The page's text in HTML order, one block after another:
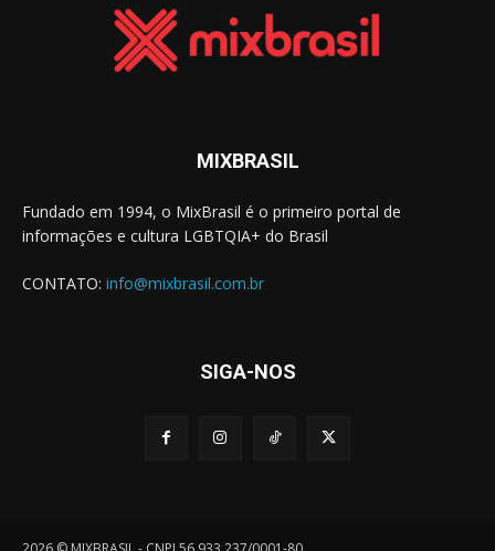
MIXBRASIL
Fundado em 1994, o MixBrasil é o primeiro portal de
informações e cultura LGBTQIA+ do Brasil
CONTATO: info@mixbrasil.com.br
SIGA-NOS